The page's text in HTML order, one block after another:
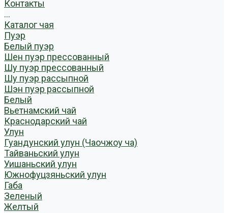
Контакты
...
Каталог чая
Пуэр
Белый пуэр
Шен пуэр прессованный
Шу пуэр прессованный
Шу пуэр рассыпной
Шэн пуэр рассыпной
Белый
Вьетнамский чай
Краснодарский чай
Улун
Гуандунский улун (Чаочжоу ча)
Тайваньский улун
Уишаньский улун
Южнофуцзяньский улун
Габа
Зеленый
Желтый